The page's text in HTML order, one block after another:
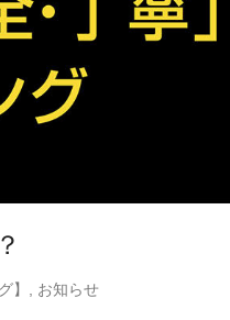
】 お知らせ